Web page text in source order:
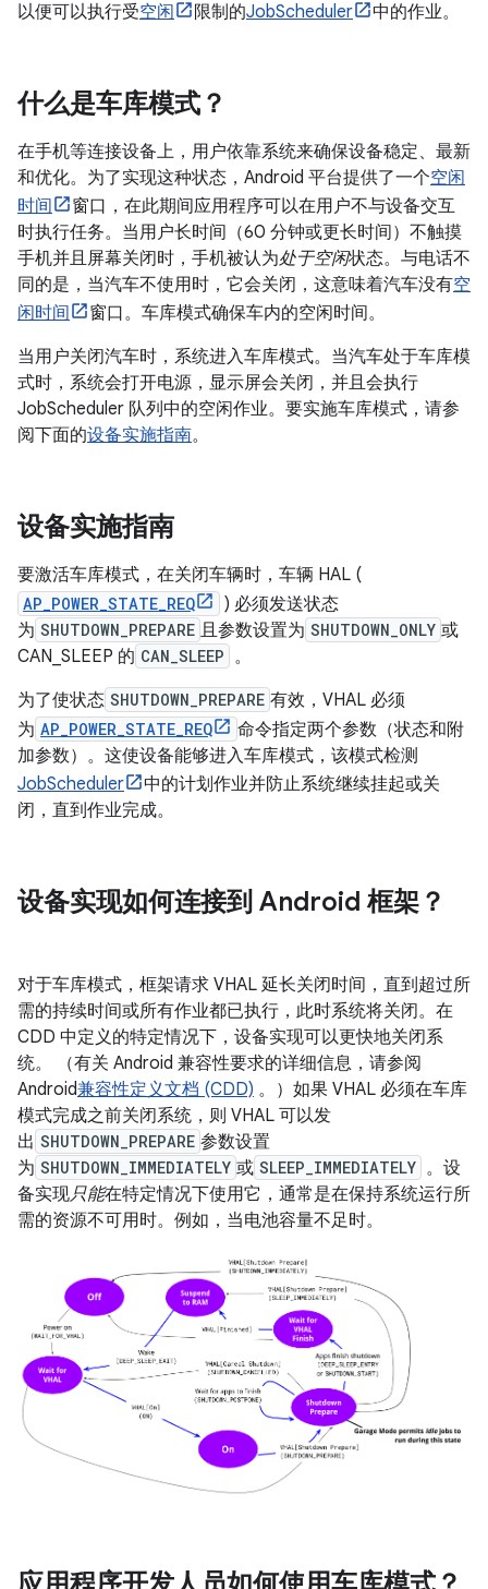
以便可以执行受空闲 限制的JobScheduler 中的作业。
什么是车库模式？
在手机等连接设备上，用户依靠系统来确保设备稳定、最新
和优化。为了实现这种状态，Android 平台提供了一个空闲
时间
窗口，在此期间应用程序可以在用户不与设备交互
时执行任务。当用户长时间（60 分钟或更长时间）不触摸
手机并且屏幕关闭时，手机被认为处于空闲状态。与电话不
同的是，当汽车不使用时，它会关闭，这意味着汽车没有空
闲时间
窗口。车库模式确保车内的空闲时间。
当用户关闭汽车时，系统进入车库模式。当汽车处于车库模
式时，系统会打开电源，显示屏会关闭，并且会执行
JobScheduler 队列中的空闲作业。要实施车库模式，请参
阅下面的设备实施指南。
设备实施指南
要激活车库模式，在关闭车辆时，车辆 HAL (
AP_POWER_STATE_REQ
) 必须发送状态
为 SHUTDOWN_PREPARE 且参数设置为 SHUTDOWN_ONLY 或
CAN_SLEEP 的 CAN_SLEEP 。
为了使状态 SHUTDOWN_PREPARE 有效，VHAL 必须
为 AP_POWER_STATE_REQ
命令指定两个参数（状态和附
加参数）。这使设备能够进入车库模式，该模式检测
JobScheduler
中的计划作业并防止系统继续挂起或关
闭，直到作业完成。
设备实现如何连接到 Android 框架？
对于车库模式，框架请求 VHAL 延长关闭时间，直到超过所
需的持续时间或所有作业都已执行，此时系统将关闭。在
CDD 中定义的特定情况下，设备实现可以更快地关闭系
统。 （有关 Android 兼容性要求的详细信息，请参阅
Android兼容性定义文档 (CDD) 。）如果 VHAL 必须在车库
模式完成之前关闭系统，则 VHAL 可以发
出 SHUTDOWN_PREPARE 参数设置
为 SHUTDOWN_IMMEDIATELY 或 SLEEP_IMMEDIATELY 。设
备实现只能在特定情况下使用它，通常是在保持系统运行所
需的资源不可用时。例如，当电池容量不足时。